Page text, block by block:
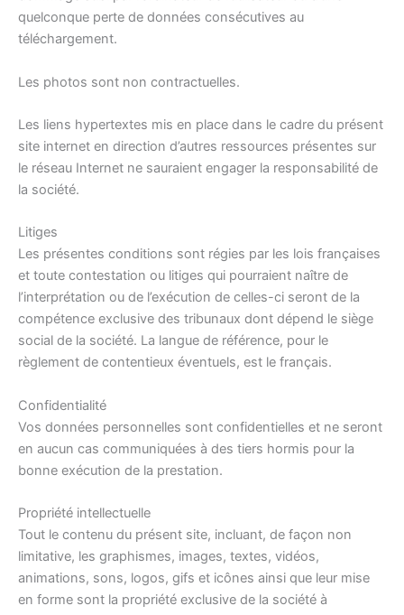
quelconque perte de données consécutives au
téléchargement.
Les photos sont non contractuelles.
Les liens hypertextes mis en place dans le cadre du présent
site internet en direction d’autres ressources présentes sur
le réseau Internet ne sauraient engager la responsabilité de
la société.
Litiges
Les présentes conditions sont régies par les lois françaises
et toute contestation ou litiges qui pourraient naître de
l’interprétation ou de l’exécution de celles-ci seront de la
compétence exclusive des tribunaux dont dépend le siège
social de la société. La langue de référence, pour le
règlement de contentieux éventuels, est le français.
Confidentialité
Vos données personnelles sont confidentielles et ne seront
en aucun cas communiquées à des tiers hormis pour la
bonne exécution de la prestation.
Propriété intellectuelle
Tout le contenu du présent site, incluant, de façon non
limitative, les graphismes, images, textes, vidéos,
animations, sons, logos, gifs et icônes ainsi que leur mise
en forme sont la propriété exclusive de la société à